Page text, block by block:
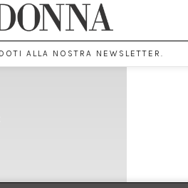
ALLA NOSTRA NEWSLETTER.